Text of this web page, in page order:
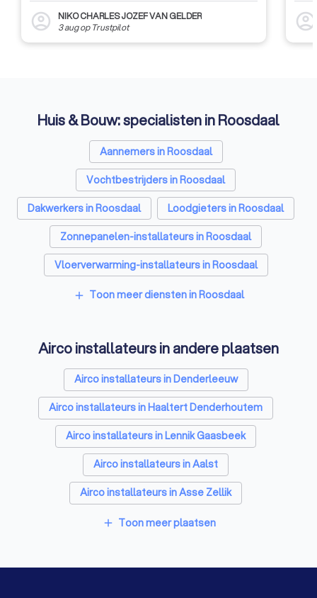
account_circle
NIKO CHARLES JOZEF VAN GELDER
3 augop Trustpilot account_circle
Huis & Bouw: specialisten in Roosdaal
Aannemers in Roosdaal
Vochtbestrijders in Roosdaal
Dakwerkers in Roosdaal
Loodgieters in Roosdaal
Zonnepanelen-installateurs in Roosdaal
Vloerverwarming-installateurs in Roosdaal
Ramen en deuren specialisten in Roosdaal
Zonwering specialisten in Roosdaal
Schrijnwerkers in Roosdaal
Warmtepomp installateurs in Roosdaal
Badkamer installateurs in Roosdaal
Glashandels in Roosdaal
EPC-keurders in Roosdaal
Klusjesmannen in Roosdaal
add Toon meer diensten in Roosdaal
Airco installateurs in andere plaatsen
Airco installateurs in Denderleeuw
Airco installateurs in Haaltert Denderhoutem
Airco installateurs in Lennik Gaasbeek
Airco installateurs in Aalst
Airco installateurs in Asse Zellik
Airco installateurs in Halle
add Toon meer plaatsen